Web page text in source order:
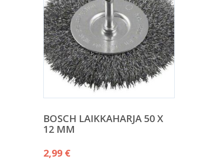
BOSCH LAIKKAHARJA 50 X
12 MM
2,99 €